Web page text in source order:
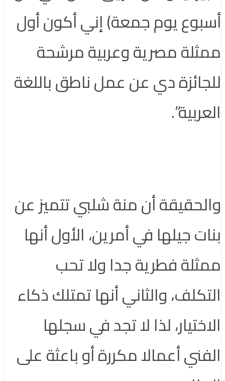
أسبوع يوم جمعة)‬ إني أكون أول
ممثلة مصرية وعربية مرشحة
للجائزة دي عن عمل ناطق باللغة
العربية”.
والحقيقة أن منة شلبي تتميز عن
بنات جيلها في أمرين، الأول أنها
ممثلة فطرية جدا ولا تحب
التكلف، والثاني أنها تمتلك ذكاء
الاختيار، لذا لا تجد في سجلها
الفني أعمالا مكررة أو باعثة على